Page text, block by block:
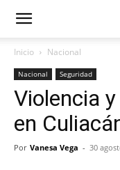
Inicio Nacional
Nacional Seguridad
Violencia
en
Por Vanesa Vega - 30